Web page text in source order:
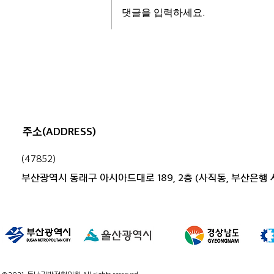
댓글을 입력하세요.
주소(ADDRESS)
(47852)
부산광역시 동래구 아시아드대로 189, 2층 (사직동, 부산은행